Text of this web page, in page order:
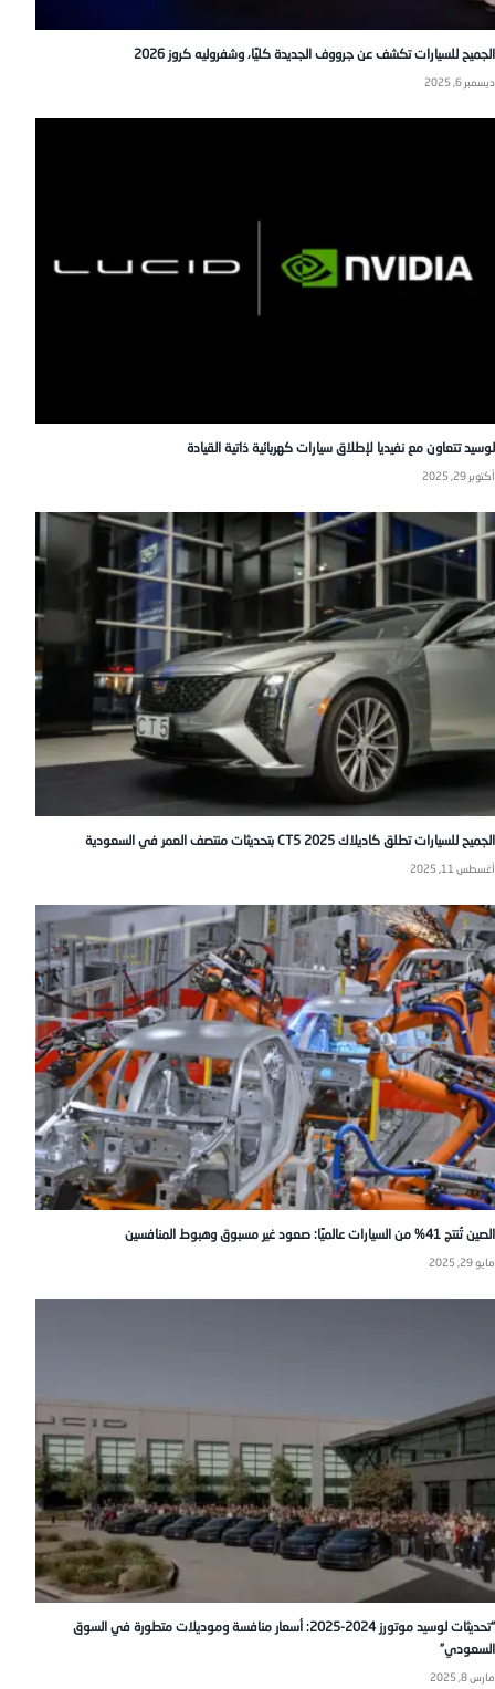
الجميح للسيارات تكشف عن جرووف الجديدة كليًا، وشفروليه كروز 2026
ديسمبر 6, 2025
لوسيد تتعاون مع نفيديا لإطلاق سيارات كهربائية ذاتية القيادة
أكتوبر 29, 2025
الجميح للسيارات تطلق كاديلاك CT5 2025 بتحديثات منتصف العمر في السعودية
أغسطس 11, 2025
الصين تُنتج 41% من السيارات عالميًا: صعود غير مسبوق وهبوط المنافسين
مايو 29, 2025
“تحديثات لوسيد موتورز 2024-2025: أسعار منافسة وموديلات متطورة في السوق
السعودي”
مارس 8, 2025